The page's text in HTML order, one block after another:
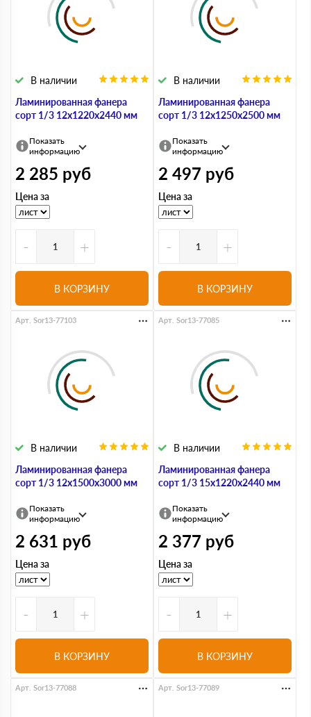
Ламинированная фанера
сорт 1/3 12х1220х2440 мм
В наличии
Показать
информацию
2 285 руб
Цена за
- +
В КОРЗИНУ
Ламинированная фанера
сорт 1/3 12х1250х2500 мм
В наличии
Показать
информацию
2 497 руб
Цена за
- +
В КОРЗИНУ
Ламинированная фанера
сорт 1/3 12х1500х3000 мм
В наличии
Арт. Sor13-77103
Показать
информацию
2 631 руб
Цена за
- +
В КОРЗИНУ
Ламинированная фанера
сорт 1/3 15х1220х2440 мм
В наличии
Арт. Sor13-77085
Показать
информацию
2 377 руб
Цена за
- +
В КОРЗИНУ
Арт. Sor13-77088 Арт. Sor13-77089